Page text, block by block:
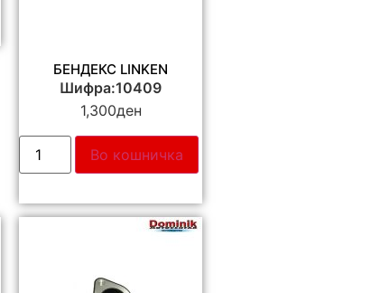
БЕНДЕКС LINKEN
Шифра:10409
1,300ден
Во кошничка